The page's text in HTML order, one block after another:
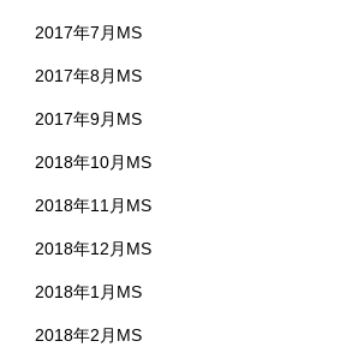
2017年7月MS
2017年8月MS
2017年9月MS
2018年10月MS
2018年11月MS
2018年12月MS
2018年1月MS
2018年2月MS